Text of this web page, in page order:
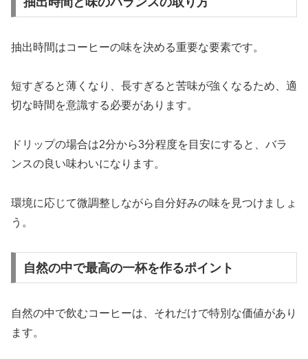
抽出時間はコーヒーの味を決める重要な要素です。
短すぎると薄くなり、長すぎると苦味が強くなるため、適
切な時間を意識する必要があります。
ドリップの場合は2分から3分程度を目安にすると、バラ
ンスの良い味わいになります。
環境に応じて微調整しながら自分好みの味を見つけましょ
う。
自然の中で最高の一杯を作るポイント
自然の中で飲むコーヒーは、それだけで特別な価値があり
ます。